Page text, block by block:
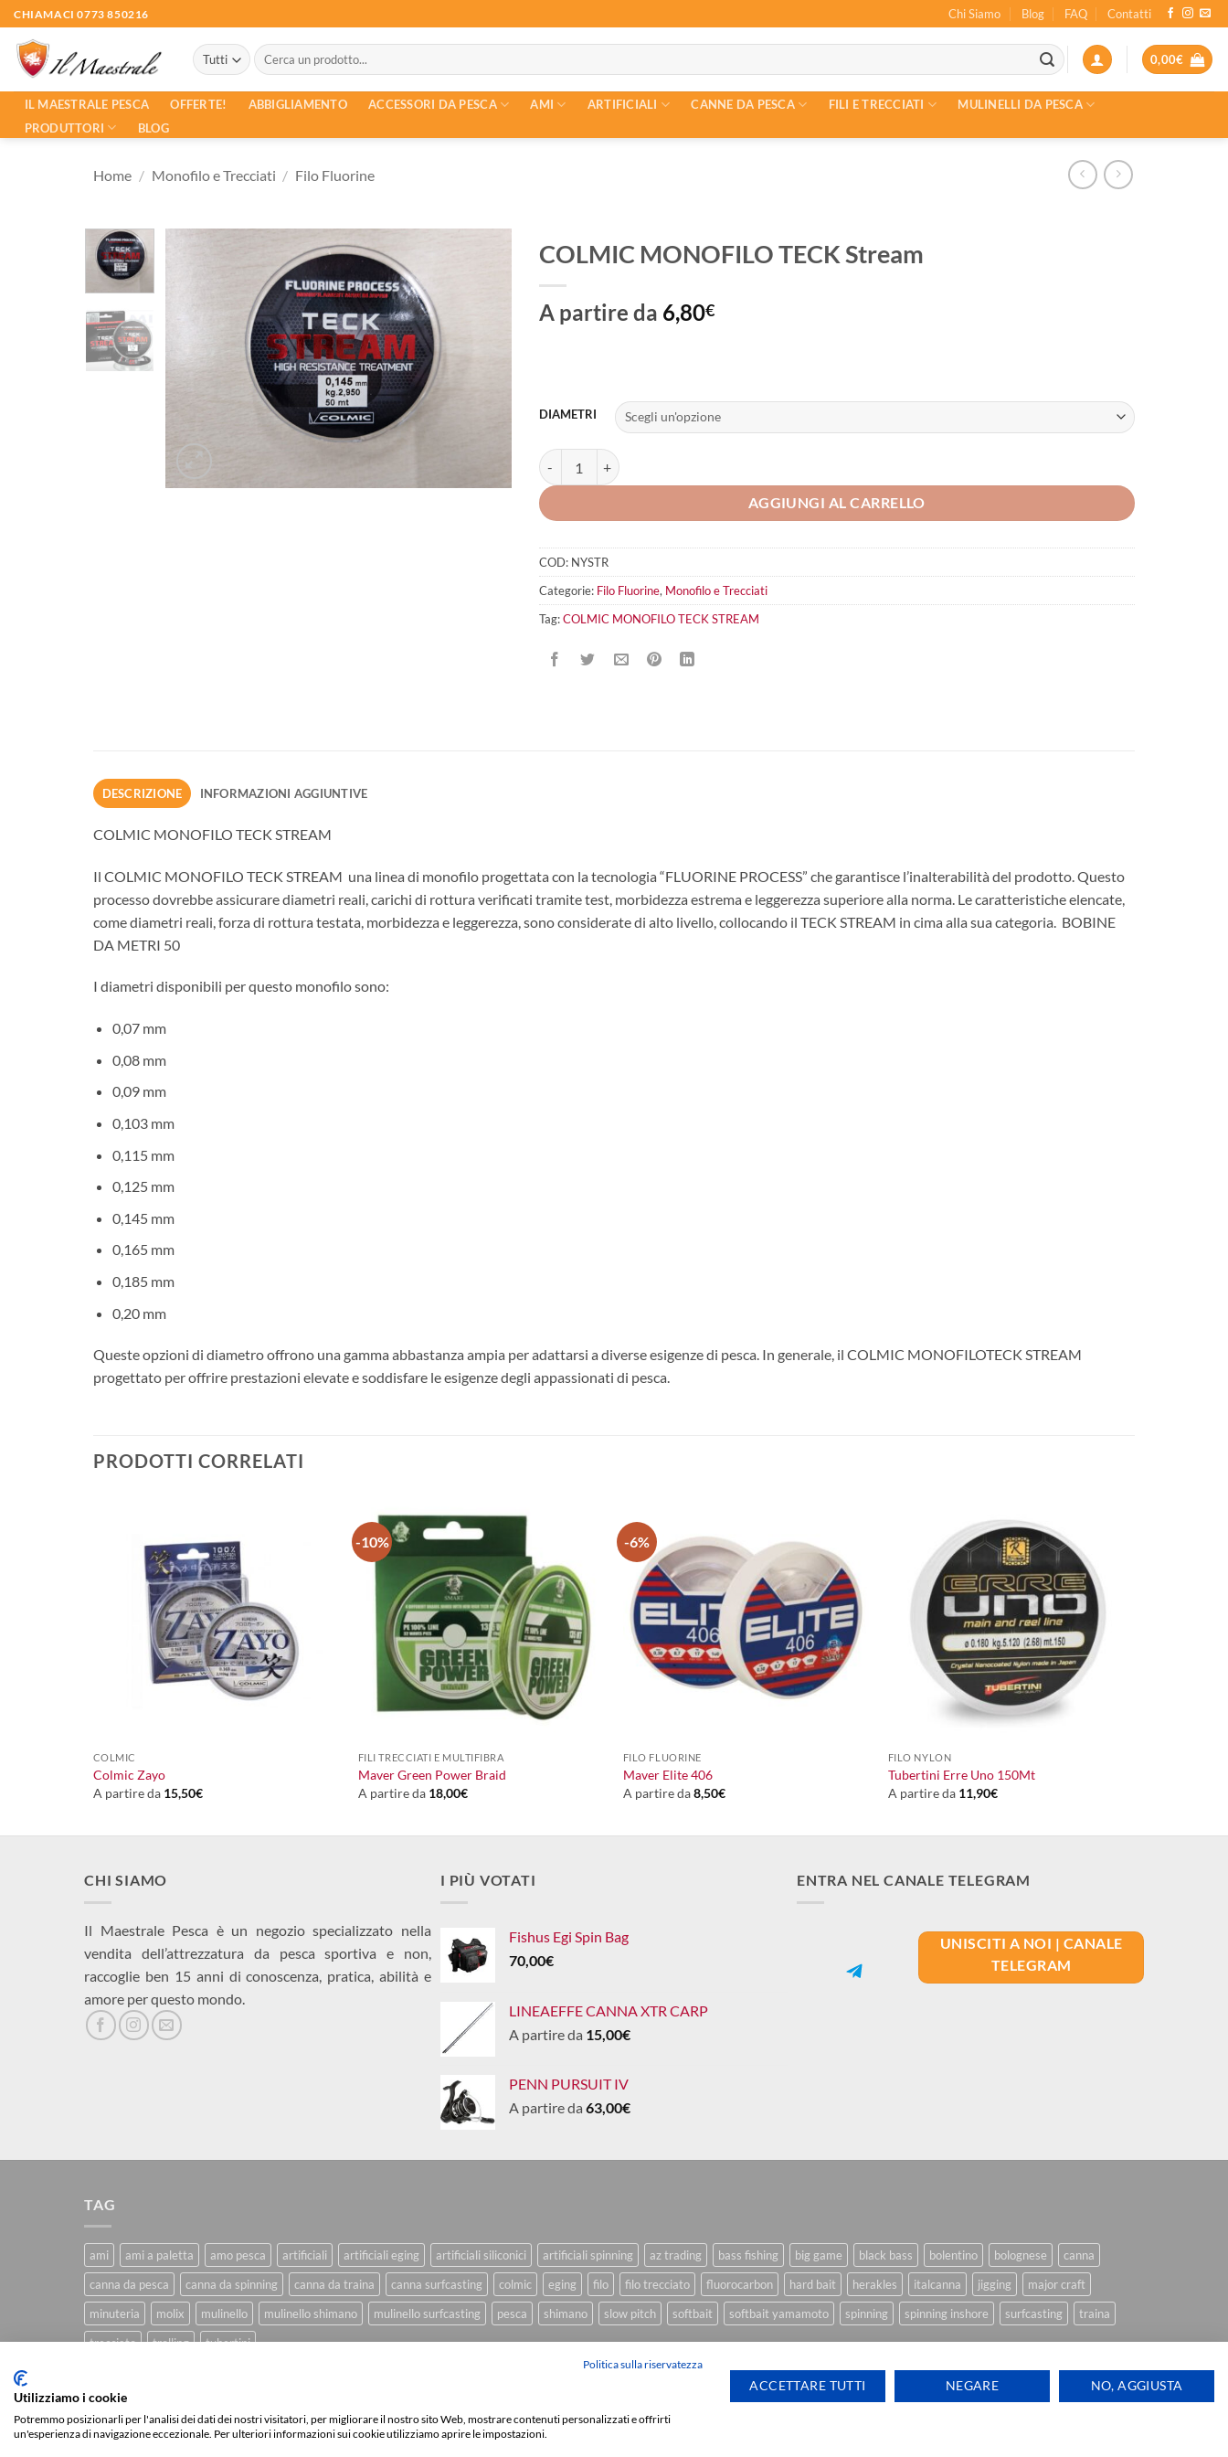
Salta
ai
contenuti
CHIAMACI 0773 850216 Chi Siamo Blog FAQ Contatti
Cerca:
0,00€
IL MAESTRALE PESCA OFFERTE! ABBIGLIAMENTO ACCESSORI DA PESCA AMI ARTIFICIALI CANNE DA PESCA FILI E TRECCIATI
MULINELLI DA PESCA
PRODUTTORI
BLOG
Home / Monofilo e Trecciati / Filo Fluorine
COLMIC MONOFILO TECK Stream
A partire da 6,80€
DIAMETRI
COLMIC MONOFILO TECK Stream quantità
AGGIUNGI AL CARRELLO
COD: NYSTR
Categorie: Filo Fluorine, Monofilo e Trecciati
Tag:COLMIC MONOFILO TECK STREAM
DESCRIZIONE INFORMAZIONI AGGIUNTIVE
COLMIC MONOFILO TECK STREAM
Il COLMIC MONOFILO TECK STREAM una linea di monofilo progettata con la tecnologia “FLUORINE PROCESS” che garantisce l’inalterabilità del prodotto. Questo
processo dovrebbe assicurare diametri reali, carichi di rottura verificati tramite test, morbidezza estrema e leggerezza superiore alla norma. Le caratteristiche elencate,
come diametri reali, forza di rottura testata, morbidezza e leggerezza, sono considerate di alto livello, collocando il TECK STREAM in cima alla sua categoria. BOBINE
DA METRI 50
I diametri disponibili per questo monofilo sono:
0,07 mm
0,08 mm
0,09 mm
0,103 mm
0,115 mm
0,125 mm
0,145 mm
0,165 mm
0,185 mm
0,20 mm
Queste opzioni di diametro offrono una gamma abbastanza ampia per adattarsi a diverse esigenze di pesca. In generale, il COLMIC MONOFILOTECK STREAM
progettato per offrire prestazioni elevate e soddisfare le esigenze degli appassionati di pesca.
PRODOTTI CORRELATI
COLMIC
Colmic Zayo
A partire da 15,50€
-10%
FILI TRECCIATI E MULTIFIBRA
Maver Green Power Braid
A partire da 18,00€
-6%
FILO FLUORINE
Maver Elite 406
A partire da8,50€
FILO NYLON
Tubertini Erre Uno 150Mt
A partire da 11,90€
CHI SIAMO
Il Maestrale Pesca è un negozio specializzato nella
vendita dell’attrezzatura da pesca sportiva e non,
raccoglie ben 15 anni di conoscenza, pratica, abilità e
amore per questo mondo.
I PIÙ VOTATI
Fishus Egi Spin Bag
70,00€
LINEAEFFE CANNA XTR CARP
A partire da 15,00€
PENN PURSUIT IV
A partire da 63,00€
ENTRA NEL CANALE TELEGRAM
UNISCITI A NOI | CANALE
TELEGRAM
TAG
ami ami a paletta amo pesca artificiali artificiali eging artificiali siliconici artificiali spinning az trading bass fishing big game black bass bolentino bolognese
canna
canna da pesca
canna da spinning canna da traina canna surfcasting colmic eging filo filo trecciato fluorocarbon hard bait herakles italcanna jigging
major craft
minuteria
molix mulinello mulinello shimano mulinello surfcasting pesca shimano slow pitch softbait softbait yamamoto spinning spinning inshore surfcasting
traina
trecciato
trolling tubertini
CHI SIAMO BLOG FAQ CONTATTI
Copyright 2026 ©IlMaestralePesca.it
Politica sulla riservatezza
Utilizziamo i cookie
Potremmo posizionarli per l'analisi dei dati dei nostri visitatori, per migliorare il nostro sito Web, mostrare contenuti personalizzati e offrirti
un'esperienza di navigazione eccezionale. Per ulteriori informazioni sui cookie utilizziamo aprire le impostazioni.
ACCETTARE TUTTI NEGARE NO, AGGIUSTA